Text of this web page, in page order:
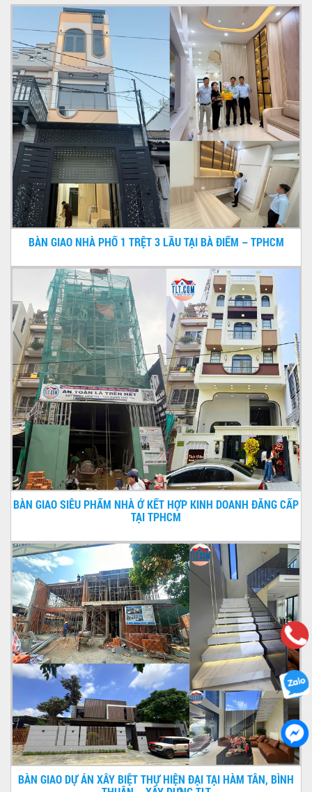
BÀN GIAO NHÀ PHỐ 1 TRỆT 3 LẦU TẠI BÀ ĐIỂM – TPHCM
BÀN GIAO SIÊU PHẨM NHÀ Ở KẾT HỢP KINH DOANH ĐẲNG CẤP
TẠI TPHCM
BÀN GIAO DỰ ÁN XÂY BIỆT THỰ HIỆN ĐẠI TẠI HÀM TÂN, BÌNH